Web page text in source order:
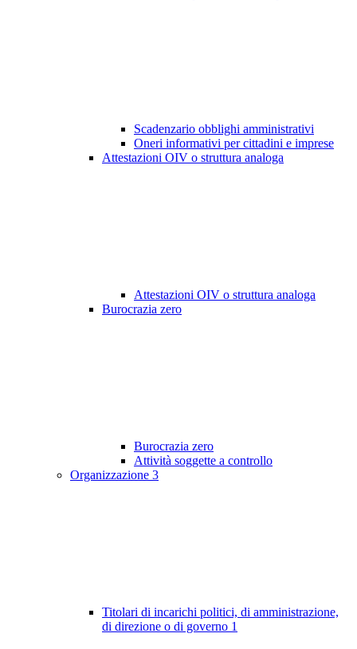
Scadenzario obblighi amministrativi
Oneri informativi per cittadini e imprese
Attestazioni OIV o struttura analoga
Attestazioni OIV o struttura analoga
Burocrazia zero
Burocrazia zero
Attività soggette a controllo
Organizzazione 3
Titolari di incarichi politici, di amministrazione,
di direzione o di governo 1